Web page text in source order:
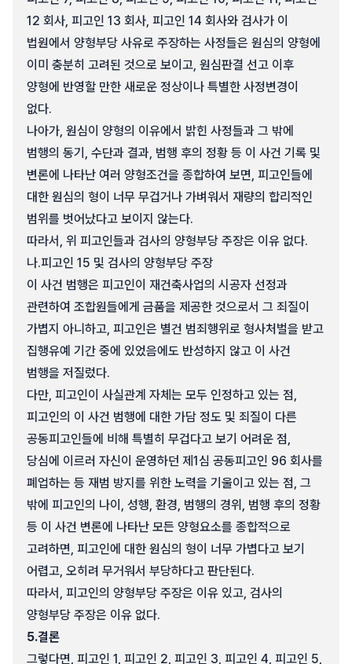
12 회사, 피고인 13 회사, 피고인 14 회사와 검사가 이
법원에서 양형부당 사유로 주장하는 사정들은 원심의 양형에
이미 충분히 고려된 것으로 보이고, 원심판결 선고 이후
양형에 반영할 만한 새로운 정상이나 특별한 사정변경이
없다.
나아가, 원심이 양형의 이유에서 밝힌 사정들과 그 밖에
범행의 동기, 수단과 결과, 범행 후의 정황 등 이 사건 기록 및
변론에 나타난 여러 양형조건을 종합하여 보면, 피고인들에
대한 원심의 형이 너무 무겁거나 가벼워서 재량의 합리적인
범위를 벗어났다고 보이지 않는다.
따라서, 위 피고인들과 검사의 양형부당 주장은 이유 없다.
나.피고인 15 및 검사의 양형부당 주장
이 사건 범행은 피고인이 재건축사업의 시공자 선정과
관련하여 조합원들에게 금품을 제공한 것으로서 그 죄질이
가볍지 아니하고, 피고인은 별건 범죄행위로 형사처벌을 받고
집행유예 기간 중에 있었음에도 반성하지 않고 이 사건
범행을 저질렀다.
다만, 피고인이 사실관계 자체는 모두 인정하고 있는 점,
피고인의 이 사건 범행에 대한 가담 정도 및 죄질이 다른
공동피고인들에 비해 특별히 무겁다고 보기 어려운 점,
당심에 이르러 자신이 운영하던 제1심 공동피고인 96 회사를
폐업하는 등 재범 방지를 위한 노력을 기울이고 있는 점, 그
밖에 피고인의 나이, 성행, 환경, 범행의 경위, 범행 후의 정황
등 이 사건 변론에 나타난 모든 양형요소를 종합적으로
고려하면, 피고인에 대한 원심의 형이 너무 가볍다고 보기
어렵고, 오히려 무거워서 부당하다고 판단된다.
따라서, 피고인의 양형부당 주장은 이유 있고, 검사의
양형부당 주장은 이유 없다.
5.결론
그렇다면, 피고인 1, 피고인 2, 피고인 3, 피고인 4, 피고인 5,